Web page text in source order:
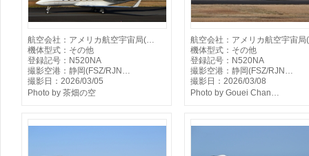
航空会社：アメリカ航空宇宙局(…
機体型式：その他
登録記号：N520NA
撮影空港：静岡(FSZ/RJN…
撮影日：2026/03/05
Photo by 茶畑の空
航空会社：アメリカ航空宇宙
機体型式：その他
登録記号：N520NA
撮影空港：静岡(FSZ/RJN…
撮影日：2026/03/08
Photo by Gouei Chan…